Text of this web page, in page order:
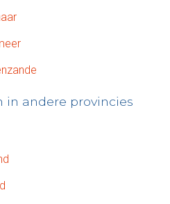
in andere provincies